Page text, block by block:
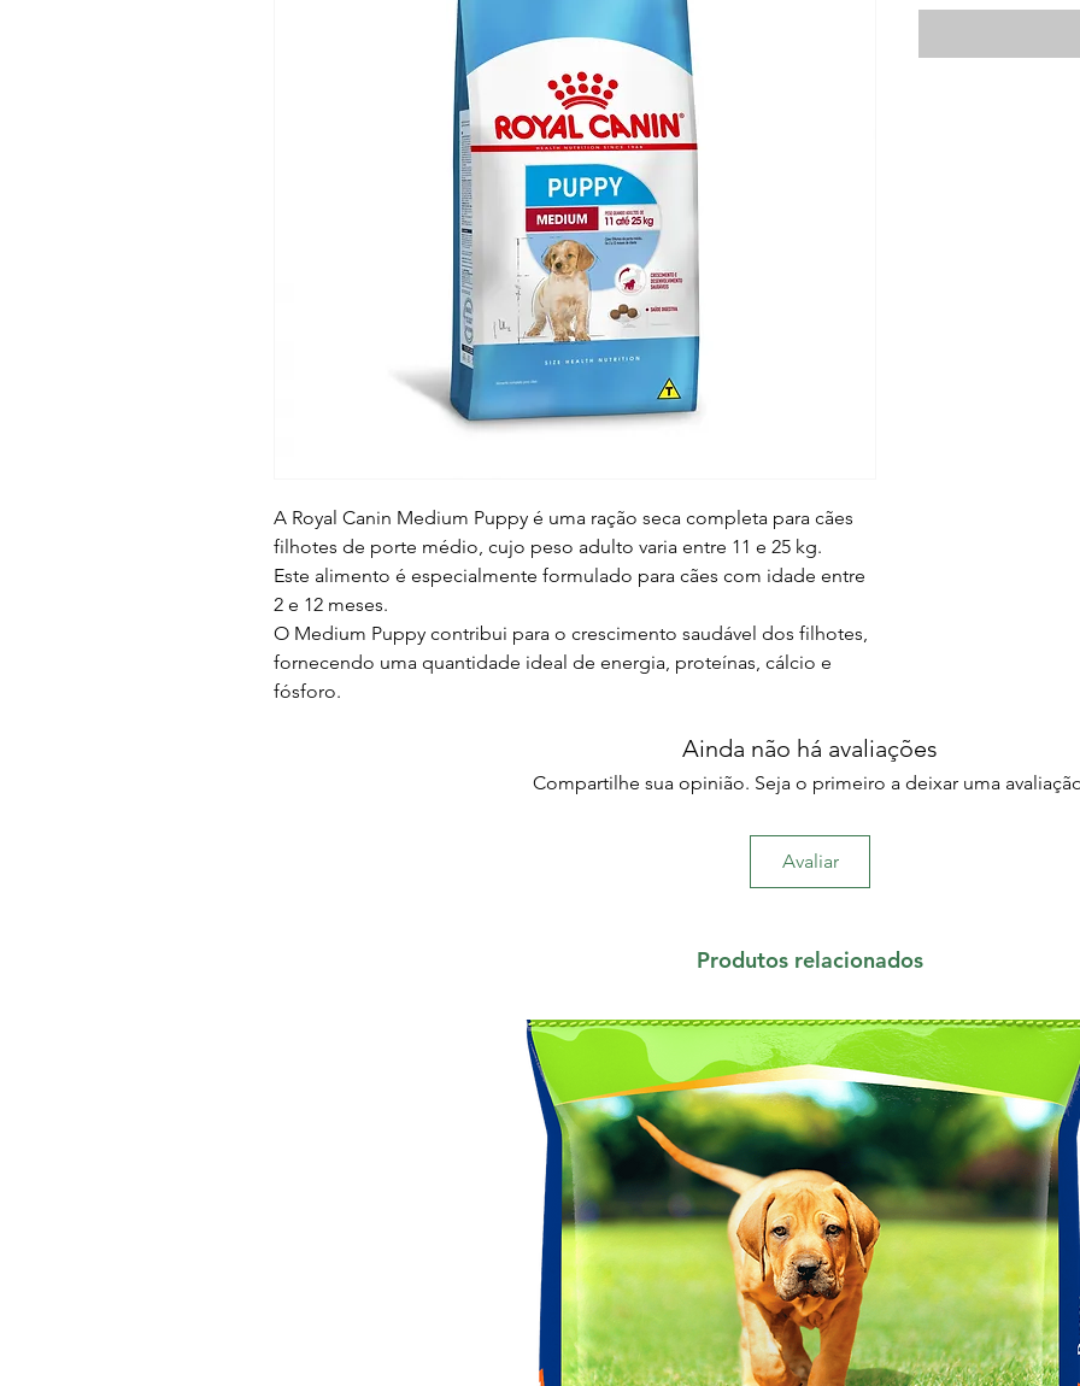
A Royal Canin Medium Puppy é uma ração seca completa para cães
filhotes de porte médio, cujo peso adulto varia entre 11 e 25 kg.
Este alimento é especialmente formulado para cães com idade entre
2 e 12 meses.
O Medium Puppy contribui para o crescimento saudável dos filhotes,
fornecendo uma quantidade ideal de energia, proteínas, cálcio e
fósforo.
Ainda não há avaliações
Compartilhe sua opinião. Seja o primeiro a deixar uma
Avaliar
Produtos relacionados